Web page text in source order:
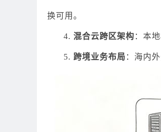
换可用。
4. 混合云跨区架构 ：本
5. 跨境业务布局 ：海内